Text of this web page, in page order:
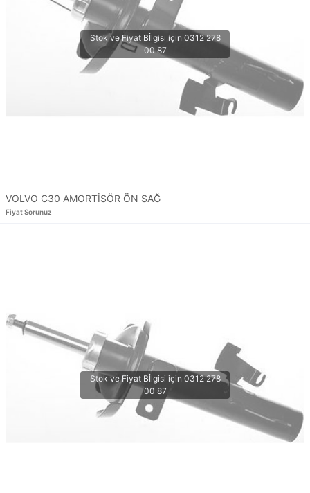
VOLVO C30 AMORTİSÖR ÖN SAĞ
Fiyat Sorunuz